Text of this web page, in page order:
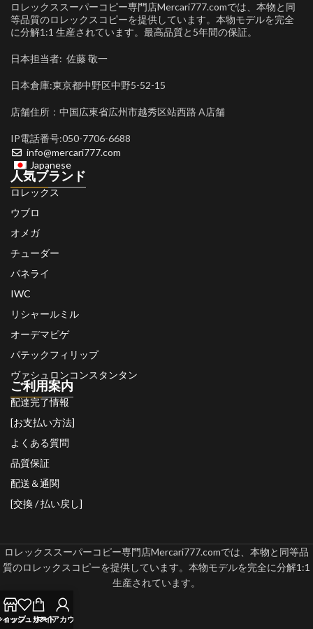
ロレックススーパーコピー専門店Mercari777.comでは、本物と同
等品質のロレックスコピーを提供しています。本物モデルを完全
に分解1:1 生産されています。最高品質と5年間の保証。
日本担当者: 佐藤 敬一
日本倉庫:東京都中野区中野5-52-15
店舗住所：中国広東省広州市越秀区站西路 A店舗
IP電話番号:050-7706-6688
info@mercari777.com
Japanese
人気ブランド
ロレックス
ウブロ
オメガ
チューダー
パネライ
IWC
リシャールミル
オーデマピゲ
パテックフィリップ
ヴァシュロンコンスタンタン
ご利用案内
配達完了情報
[お支払い方法]
よくある質問
品質保証
配送＆通関
[交換 / 払い戻し]
ロレックススーパーコピー専門店Mercari777.comでは、本物と同等品
質のロレックスコピーを提供しています。本物モデルを完全に分解1:1
生産されています。
ョップ
ィッシュリスト
カート
マイアカウント